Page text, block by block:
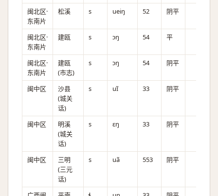
闽北区·
东南片
松溪 s ueiŋ 52 阴平
闽北区·
东南片
建瓯 s ɔŋ 54 平
闽北区·
东南片
建瓯
(市志)
s ɔŋ 54 阴平
闽中区
沙县
(城关
话)
s uɪ̃ 33 阴平
闽中区
明溪
(城关
话)
s ɛŋ 33 阴平
闽中区
三明
(三元
话)
s uã 553 阴平